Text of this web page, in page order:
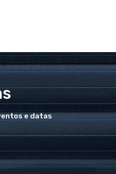
e datas